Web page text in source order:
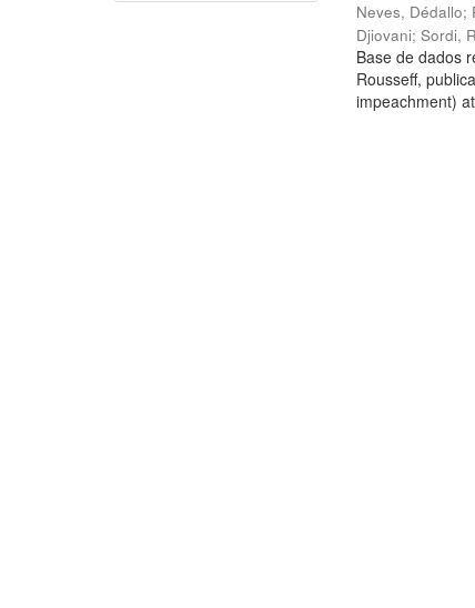
Neves, Dédallo;
Djiovani;Sordi,
Base de dados
Rousseff,
impeachment)